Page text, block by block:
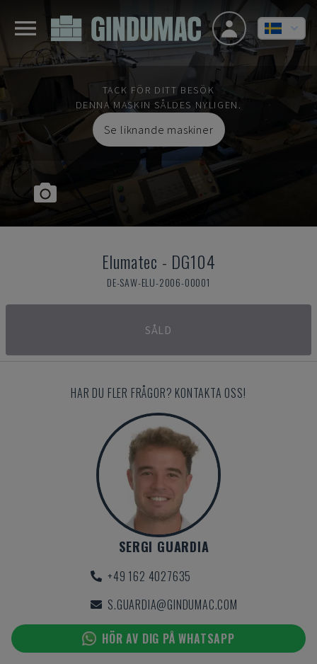
TACK FÖR DITT BESÖK
DENNA MASKIN SÅLDES NYLIGEN.
Se liknande maskiner
Elumatec - DG104
DE-SAW-ELU-2006-00001
SÅLD
HAR DU FLER FRÅGOR? KONTAKTA OSS!
SERGI GUARDIA
+49 162 4027635
S.GUARDIA@GINDUMAC.COM
HÖR AV DIG PÅ WHATSAPP